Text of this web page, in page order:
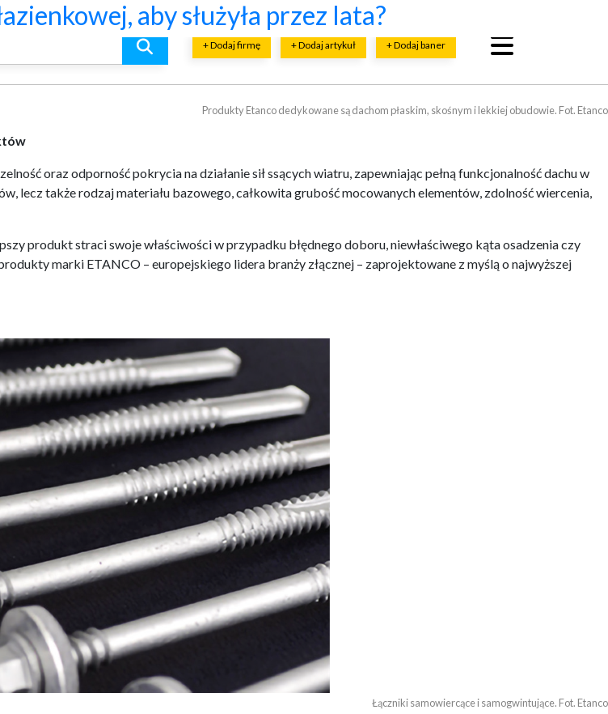
+ Dodaj firmę + Dodaj artykuł + Dodaj baner
oraz lekkiej obudowy firmy ETANCO
Produkty Etanco dedykowane są dachom płaskim, skośnym i lekkiej obudowie. Fot. Etanco
oraz odporność pokrycia na działanie sił ssących wiatru, zapewniając pełną funkcjonalność dachu w
lecz także rodzaj materiału bazowego, całkowita grubość mocowanych elementów, zdolność wiercenia,
produkt straci swoje właściwości w przypadku błędnego doboru, niewłaściwego kąta osadzenia czy
marki ETANCO – europejskiego lidera branży złącznej – zaprojektowane z myślą o najwyższej
Łączniki samowiercące i samogwintujące. Fot. Etanco
ocenić przed budową?
bezpieczeństwa i bezawaryjności
poradniki złomu
maszyn geotechnicznych?
aby służyła przez lata?